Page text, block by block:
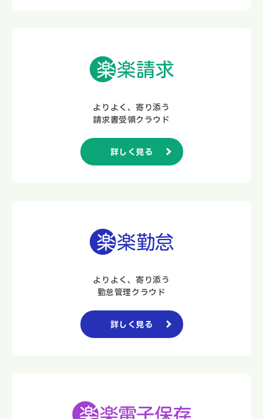
よりよく、寄り添う
請求書受領クラウド
詳しく見る
よりよく、寄り添う
勤怠管理クラウド
詳しく見る